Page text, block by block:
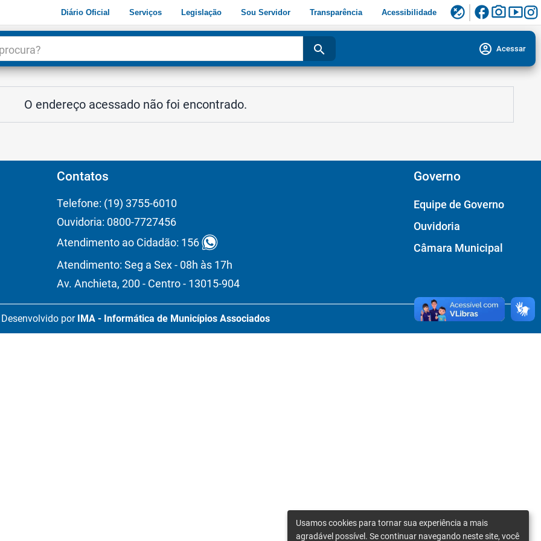
Diário Oficial Serviços Legislação Sou Servidor Transparência Acessibilidade flaky facebookphoto_camerasmart_display
search account_circle Acessar
O endereço acessado não foi encontrado.
Contatos
Telefone: (19) 3755-6010
Ouvidoria: 0800-7727456
Atendimento ao Cidadão: 156
Atendimento: Seg a Sex - 08h às 17h
Av. Anchieta, 200 - Centro - 13015-904
Governo
Equipe de Governo
Ouvidoria
Câmara Municipal
Desenvolvido por IMA - Informática de Municípios Associados
Usamos cookies para tornar sua experiência a mais
agradável possível. Se continuar navegando neste site, você